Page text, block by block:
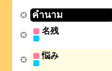
คำนาม
名残
悩み